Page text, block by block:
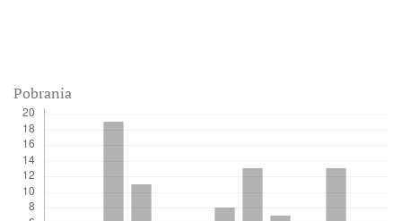
Pobrania